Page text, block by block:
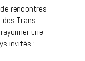
rencontres
Trans
une
invités :
: le retour en grâce
Spielberg
9 JUIN 2026